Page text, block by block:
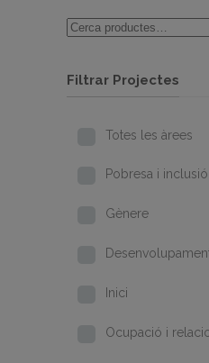
Filtrar Projectes
Totes les àrees
Pobresa i
Gènere
Inici
Ocupació i